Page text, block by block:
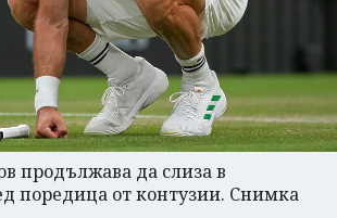
продължава да слиза в
поредица от контузии. Снимка